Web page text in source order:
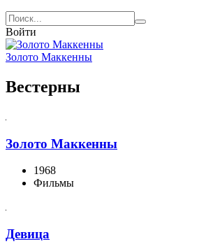
Войти
Золото Маккенны
Вестерны
Золото Маккенны
1968
Фильмы
Девица